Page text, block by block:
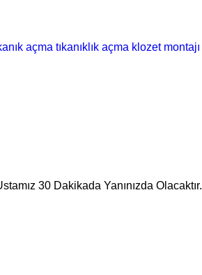
açma tıkanıklık açma klozet montajı
30 Dakikada Yanınızda Olacaktır.